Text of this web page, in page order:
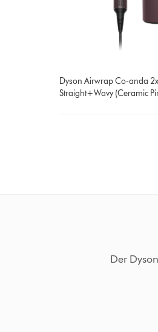
Dyson Airwrap Co-anda
Straight+Wavy (Ceramic
Der